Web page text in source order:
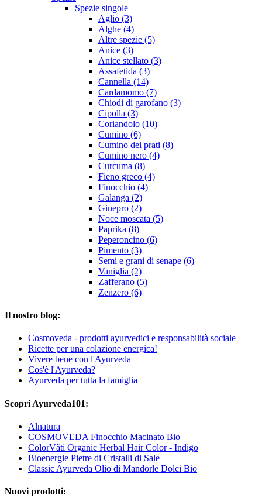
Spezie singole
Aglio (3)
Alghe (4)
Altre spezie (5)
Anice (3)
Anice stellato (3)
Assafetida (3)
Cannella (14)
Cardamomo (7)
Chiodi di garofano (3)
Cipolla (3)
Coriandolo (10)
Cumino (6)
Cumino dei prati (8)
Cumino nero (4)
Curcuma (8)
Fieno greco (4)
Finocchio (4)
Galanga (2)
Ginepro (2)
Noce moscata (5)
Paprika (8)
Peperoncino (6)
Pimento (3)
Semi e grani di senape (6)
Vaniglia (2)
Zafferano (5)
Zenzero (6)
Il nostro blog:
Cosmoveda - prodotti ayurvedici e responsabilità sociale
Ricette per una colazione energica!
Vivere bene con l'Ayurveda
Cos'è l'Ayurveda?
Ayurveda per tutta la famiglia
Scopri Ayurveda101:
Alnatura
COSMOVEDA Finocchio Macinato Bio
ColorVãti Organic Herbal Hair Color - Indigo
Bioenergie Pietre di Cristalli di Sale
Classic Ayurveda Olio di Mandorle Dolci Bio
Nuovi prodotti: